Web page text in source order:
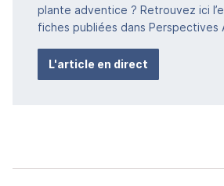
plante adventice ? Retrouvez ici
fiches publiées dans Perspectives
L'article en direct